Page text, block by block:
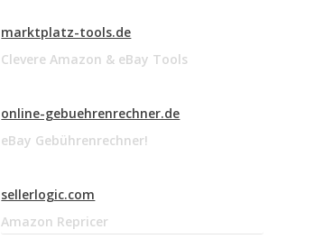
marktplatz-tools.de
Clevere Amazon & eBay Tools
online-gebuehrenrechner.de
eBay Gebührenrechner!
sellerlogic.com
Amazon Repricer